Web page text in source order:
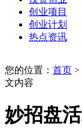
创业项目
创业计划
热点资讯
您的位置： 首页 >
文内容
妙招盘